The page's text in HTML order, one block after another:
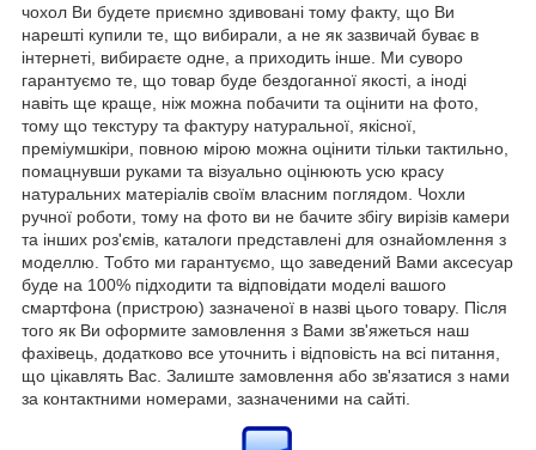
чохол Ви будете приємно здивовані тому факту, що Ви
нарешті купили те, що вибирали, а не як зазвичай буває в
інтернеті, вибираєте одне, а приходить інше. Ми суворо
гарантуємо те, що товар буде бездоганної якості, а іноді
навіть ще краще, ніж можна побачити та оцінити на фото,
тому що текстуру та фактуру натуральної, якісної,
преміумшкіри, повною мірою можна оцінити тільки тактильно,
помацнувши руками та візуально оцінюють усю красу
натуральних матеріалів своїм власним поглядом. Чохли
ручної роботи, тому на фото ви не бачите збігу вирізів камери
та інших роз'ємів, каталоги представлені для ознайомлення з
моделлю. Тобто ми гарантуємо, що заведений Вами аксесуар
буде на 100% підходити та відповідати моделі вашого
смартфона (пристрою) зазначеної в назві цього товару. Після
того як Ви оформите замовлення з Вами зв'яжеться наш
фахівець, додатково все уточнить і відповість на всі питання,
що цікавлять Вас. Залиште замовлення або зв'язатися з нами
за контактними номерами, зазначеними на сайті.